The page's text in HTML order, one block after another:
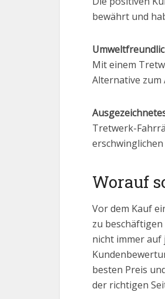
bewährt und
Mit einem
Alternative
Tretwerk-
erschwinglichen
Worauf
Vor dem Kauf
zu
nicht immer auf
besten Preis
der richtigen